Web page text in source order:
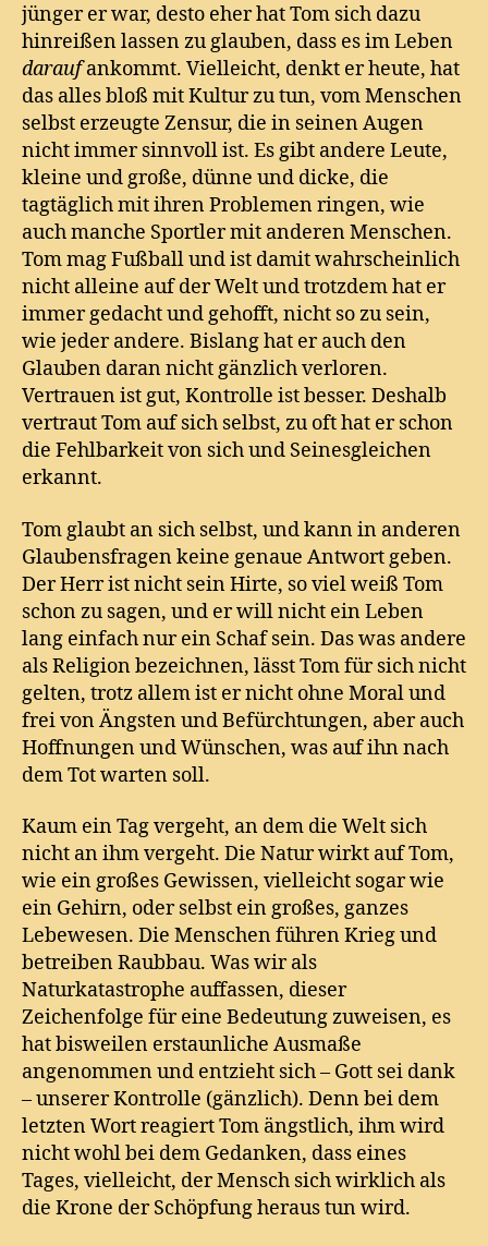
jünger er war, desto eher hat Tom sich dazu
hinreißen lassen zu glauben, dass es im Leben
daraufankommt. Vielleicht, denkt er heute, hat
das alles bloß mit Kultur zu tun, vom Menschen
selbst erzeugte Zensur, die in seinen Augen
nicht immer sinnvoll ist. Es gibt andere Leute,
kleine und große, dünne und dicke, die
tagtäglich mit ihren Problemen ringen, wie
auch manche Sportler mit anderen Menschen.
Tom mag Fußball und ist damit wahrscheinlich
nicht alleine auf der Welt und trotzdem hat er
immer gedacht und gehofft, nicht so zu sein,
wie jeder andere. Bislang hat er auch den
Glauben daran nicht gänzlich verloren.
Vertrauen ist gut, Kontrolle ist besser. Deshalb
vertraut Tom auf sich selbst, zu oft hat er schon
die Fehlbarkeit von sich und Seinesgleichen
erkannt.
Tom glaubt an sich selbst, und kann in anderen
Glaubensfragen keine genaue Antwort geben.
Der Herr ist nicht sein Hirte, so viel weiß Tom
schon zu sagen, und er will nicht ein Leben
lang einfach nur ein Schaf sein. Das was andere
als Religion bezeichnen, lässt Tom für sich nicht
gelten, trotz allem ist er nicht ohne Moral und
frei von Ängsten und Befürchtungen, aber auch
Hoffnungen und Wünschen, was auf ihn nach
dem Tot warten soll.
Kaum ein Tag vergeht, an dem die Welt sich
nicht an ihm vergeht. Die Natur wirkt auf Tom,
wie ein großes Gewissen, vielleicht sogar wie
ein Gehirn, oder selbst ein großes, ganzes
Lebewesen. Die Menschen führen Krieg und
betreiben Raubbau. Was wir als
Naturkatastrophe auffassen, dieser
Zeichenfolge für eine Bedeutung zuweisen, es
hat bisweilen erstaunliche Ausmaße
angenommen und entzieht sich – Gott sei dank
– unserer Kontrolle (gänzlich). Denn bei dem
letzten Wort reagiert Tom ängstlich, ihm wird
nicht wohl bei dem Gedanken, dass eines
Tages, vielleicht, der Mensch sich wirklich als
die Krone der Schöpfung heraus tun wird.